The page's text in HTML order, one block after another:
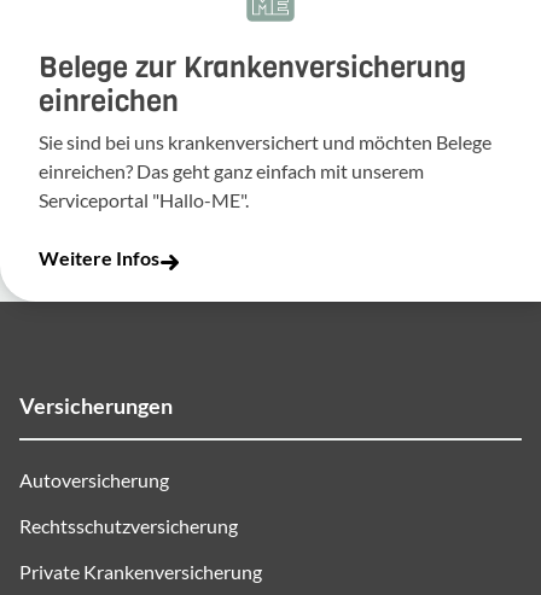
Belege zur Krankenversicherung
einreichen
Sie sind bei uns krankenversichert und möchten Belege
einreichen? Das geht ganz einfach mit unserem
Serviceportal "Hallo-ME".
Weitere Infos
Versicherungen
Autoversicherung
Rechtsschutzversicherung
Private Krankenversicherung